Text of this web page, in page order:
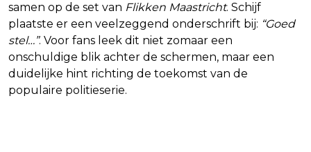
samen op de set van Flikken Maastricht. Schijf
plaatste er een veelzeggend onderschrift bij: “Goed
stel…”. Voor fans leek dit niet zomaar een
onschuldige blik achter de schermen, maar een
duidelijke hint richting de toekomst van de
populaire politieserie.